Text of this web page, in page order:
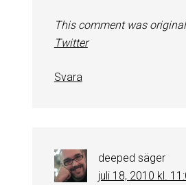
This comment was
Twitter
Svara
deeped säger
juli 18, 2010 kl.